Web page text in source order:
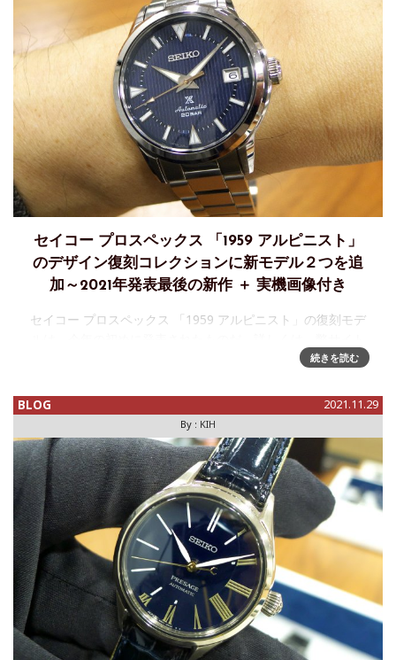
セイコー プロスペックス 「1959 アルピニスト」
のデザイン復刻コレクションに新モデル２つを追
加～2021年発表最後の新作 ＋ 実機画像付き
セイコー プロスペックス 「1959 アルピニスト」の復刻モデ
のこちらをご覧いただきたい。今般、2021年おそらく最後の
でご紹介し
続きを読む
BLOG 2021.11.29
By : KIH